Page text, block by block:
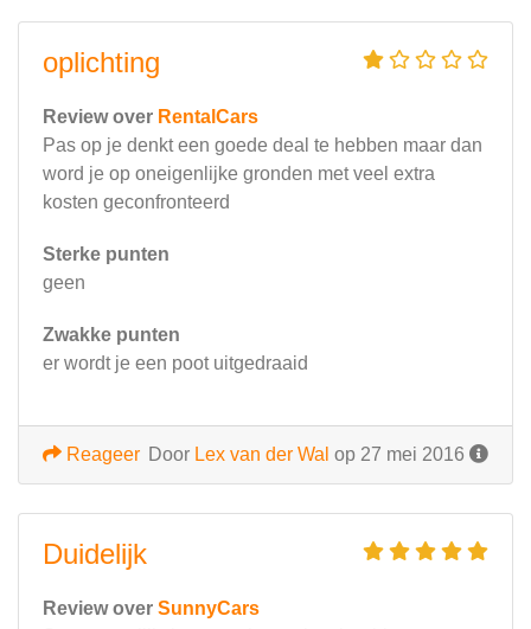
oplichting
Review over RentalCars
Pas op je denkt een goede deal te hebben maar dan
word je op oneigenlijke gronden met veel extra
kosten geconfronteerd
Sterke punten
geen
Zwakke punten
er wordt je een poot uitgedraaid
Door Lex van der Wal op 27 mei 2016
Reageer
Duidelijk
Review over SunnyCars